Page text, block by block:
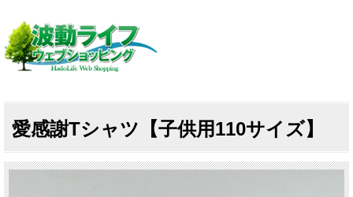
愛感謝Tシャツ【子供用110サイズ】